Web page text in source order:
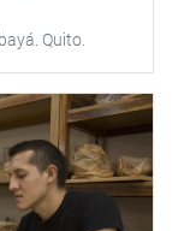
Quito.